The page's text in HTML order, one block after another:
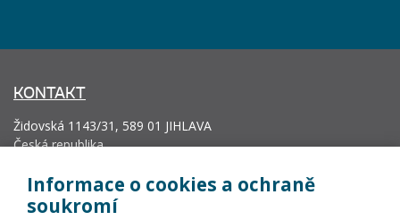
KONTAKT
Židovská 1143/31, 589 01 JIHLAVA
Česká republika
+420 602 271 633
Informace o cookies a ochraně
soukromí